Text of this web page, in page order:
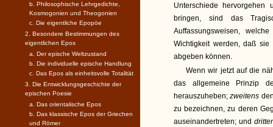
Unterschiede hervorgehen
bringen, sind das
Auffassungsweisen,
Wichtigkeit werden, daß
abgeben können.
Wenn wir jetzt auf die
das allgemeine Prinzip
herauszuheben;zweitens
zu bezeichnen, zu deren
auseinandertreten; und
b. Philosophische Lehrgedichte,
Kosmogonien und Theogonien
c. Die eigentliche Epopöe
2. Besondere Bestimmungen des
eigentlichen Epos
a. Der epische Weltzustand
b. Die individuelle epische Handlung
c. Das Epos als einheitsvolle Totalität
3. Die Entwicklungsgeschichte der
epischen Poesie
a. Das orientalische Epos
b. Das klassische Epos der Griechen
und Römer